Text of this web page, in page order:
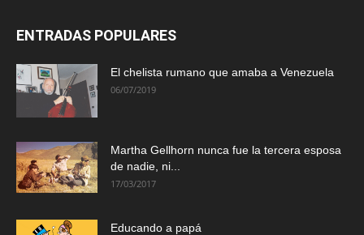
ENTRADAS POPULARES
El chelista rumano que amaba a Venezuela
06/07/2019
Martha Gellhorn nunca fue la tercera esposa
de nadie, ni...
17/03/2017
Educando a papá